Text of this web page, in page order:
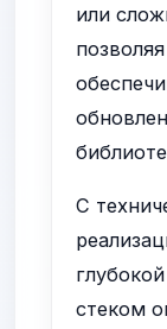
или
С
стеком